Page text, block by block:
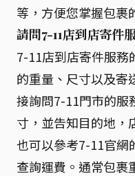
等，方便您掌握包裹
請問7-11店到店寄件
7-11店到店寄件服務
的重量、尺寸以及寄
接詢問7-11門市的服
寸，並告知目的地，
也可以參考7-11官網
查詢運費。通常包裹